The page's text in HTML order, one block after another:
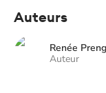
Auteurs
Renée
Auteur